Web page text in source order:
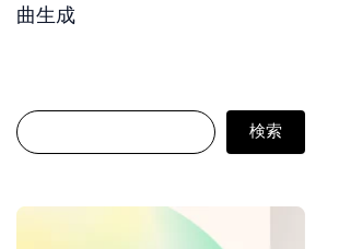
曲生成
検索
検索